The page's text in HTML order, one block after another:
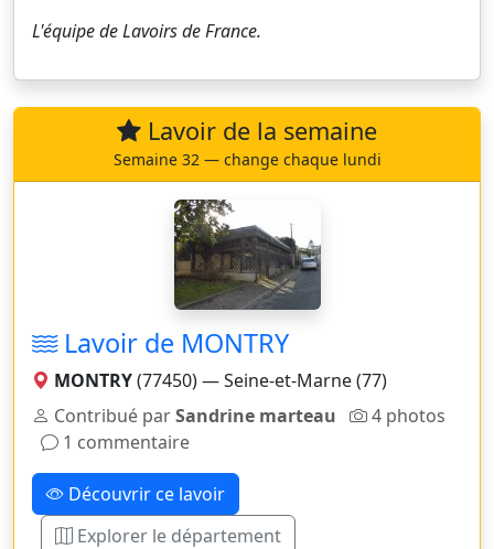
L'équipe deLavoirs de France.
Lavoir de la semaine
Semaine 32 — change chaque lundi
Lavoir de MONTRY
MONTRY(77450) — Seine-et-Marne (77)
Contribué parSandrine marteau
4 photos
1 commentaire
Découvrir ce lavoir
Explorer le département